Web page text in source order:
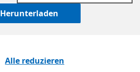
Herunterladen
Alle reduzieren